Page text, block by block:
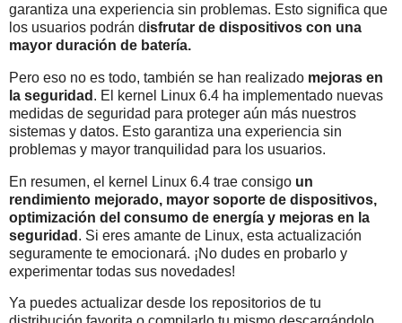
garantiza una experiencia sin problemas. Esto significa que
los usuarios podrán disfrutar de dispositivos con una
mayor duración de batería.
Pero eso no es todo, también se han realizado mejoras en
la seguridad . El kernel Linux 6.4 ha implementado nuevas
medidas de seguridad para proteger aún más nuestros
sistemas y datos. Esto garantiza una experiencia sin
problemas y mayor tranquilidad para los usuarios.
En resumen, el kernel Linux 6.4 trae consigo un
rendimiento mejorado, mayor soporte de dispositivos,
optimización del consumo de energía y mejoras en la
seguridad . Si eres amante de Linux, esta actualización
seguramente te emocionará. ¡No dudes en probarlo y
experimentar todas sus novedades!
Ya puedes actualizar desde los repositorios de tu